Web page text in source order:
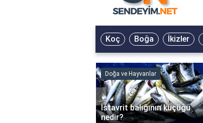
Koç Boğa İkizler
Doğa ve Hayvanlar
İstavrit balığının küçüğü
nedir?
‹